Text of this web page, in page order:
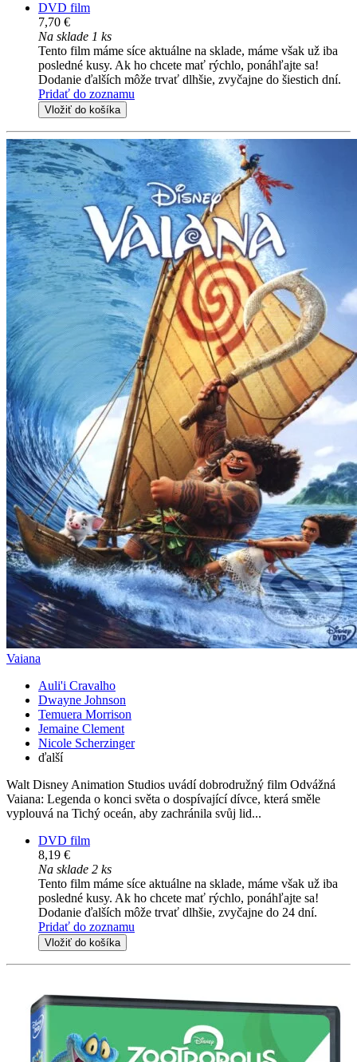
DVD film
7,70 €
Na sklade 1 ks
Tento film máme síce aktuálne na sklade, máme však už iba
posledné kusy. Ak ho chcete mať rýchlo, ponáhľajte sa!
Dodanie ďalších môže trvať dlhšie, zvyčajne do šiestich dní.
Pridať do zoznamu
Vložiť do košíka
Vaiana
Auli'i Cravalho
Dwayne Johnson
Temuera Morrison
Jemaine Clement
Nicole Scherzinger
ďalší
Walt Disney Animation Studios uvádí dobrodružný film Odvážná
Vaiana: Legenda o konci světa o dospívající dívce, která směle
vyplouvá na Tichý oceán, aby zachránila svůj lid...
DVD film
8,19 €
Na sklade 2 ks
Tento film máme síce aktuálne na sklade, máme však už iba
posledné kusy. Ak ho chcete mať rýchlo, ponáhľajte sa!
Dodanie ďalších môže trvať dlhšie, zvyčajne do 24 dní.
Pridať do zoznamu
Vložiť do košíka